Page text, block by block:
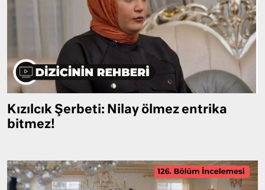
Kızılcık Şerbeti: Nilay ölmez entrika
bitmez!